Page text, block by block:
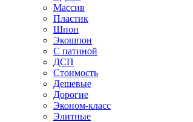
Массив
Пластик
Шпон
Экошпон
С патиной
ДСП
Стоимость
Дешевые
Дорогие
Эконом-класс
Элитные